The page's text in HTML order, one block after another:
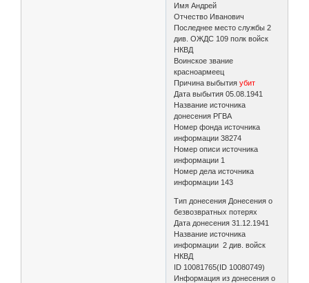
Имя Андрей
Отчество Иванович
Последнее место службы 2
див. ОЖДС 109 полк войск
НКВД
Воинское звание
красноармеец
Причина выбытияубит
Дата выбытия 05.08.1941
Название источника
донесения РГВА
Номер фонда источника
информации 38274
Номер описи источника
информации 1
Номер дела источника
информации 143
Тип донесения Донесения о
безвозвратных потерях
Дата донесения 31.12.1941
Название источника
информации 2 див. войск
НКВД
ID 10081765(ID 10080749)
Информация из донесения о